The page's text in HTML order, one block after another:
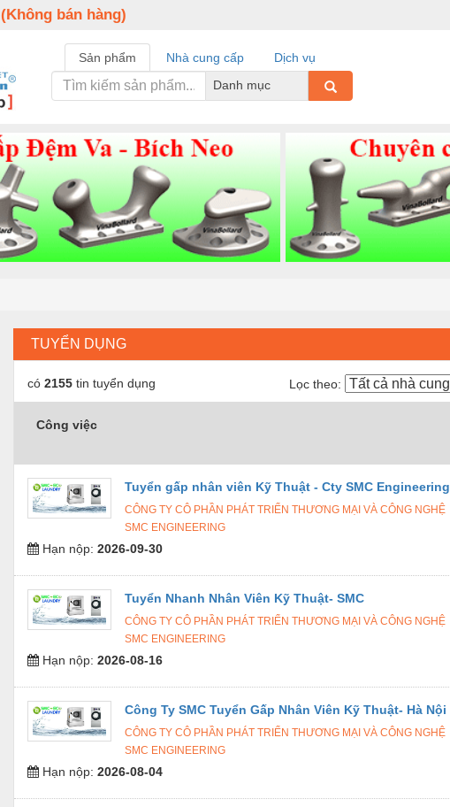
(Không bán hàng)
Sản phẩm Nhà cung cấp
Dịch vụ
Danh mục
TUYỂN DỤNG
có 2155 tin tuyển dụng Lọc theo:
Công việc
Tuyển gấp nhân viên Kỹ Thuật - Cty SMC Engineering
CÔNG TY CÔ PHẦN PHÁT TRIỂN THƯƠNG MẠI VÀ CÔNG NGHỆ
SMC ENGINEERING
Hạn nộp: 2026-09-30
Tuyển Nhanh Nhân Viên Kỹ Thuật- SMC
CÔNG TY CÔ PHẦN PHÁT TRIỂN THƯƠNG MẠI VÀ CÔNG NGHỆ
SMC ENGINEERING
Hạn nộp: 2026-08-16
Công Ty SMC Tuyển Gấp Nhân Viên Kỹ Thuật- Hà Nội
CÔNG TY CÔ PHẦN PHÁT TRIỂN THƯƠNG MẠI VÀ CÔNG NGHỆ
SMC ENGINEERING
Hạn nộp: 2026-08-04